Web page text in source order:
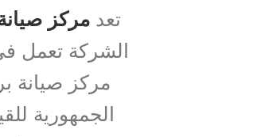
تعد مركز
مركز صيانة
الجمهورية